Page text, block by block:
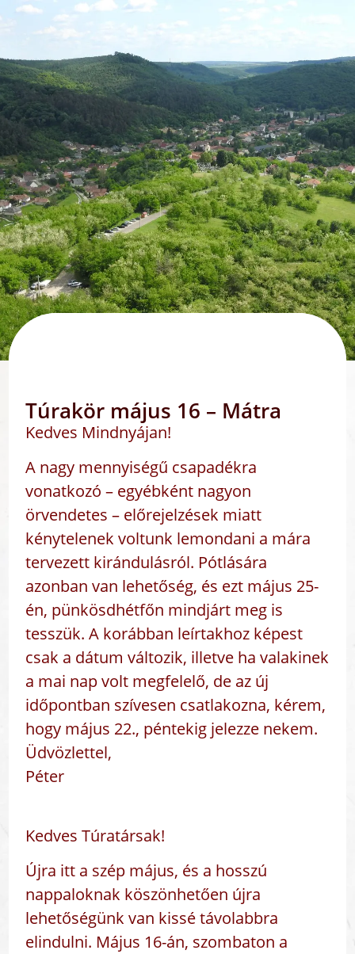
Túrakör május 16 – Mátra
Kedves Mindnyájan!
A nagy mennyiségű csapadékra
vonatkozó – egyébként nagyon
örvendetes – előrejelzések miatt
kénytelenek voltunk lemondani a mára
tervezett kirándulásról. Pótlására
azonban van lehetőség, és ezt május 25-
én, pünkösdhétfőn mindjárt meg is
tesszük. A korábban leírtakhoz képest
csak a dátum változik, illetve ha valakinek
a mai nap volt megfelelő, de az új
időpontban szívesen csatlakozna, kérem,
hogy május 22., péntekig jelezze nekem.
Üdvözlettel,
Péter
Kedves Túratársak!
Újra itt a szép május, és a hosszú
nappaloknak köszönhetően újra
lehetőségünk van kissé távolabbra
elindulni. Május 16-án, szombaton a